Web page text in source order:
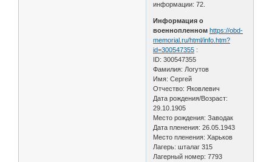
информации: 72.
Информация о
военнопленном https://obd-
memorial.ru/html/info.htm?
id=300547355 :
ID: 300547355
Фамилия: Логутов
Имя: Сергей
Отчество: Яковлевич
Дата рождения/Возраст:
29.10.1905
Место рождения: Заводак
Дата пленения: 26.05.1943
Место пленения: Харьков
Лагерь: шталаг 315
Лагерный номер: 7793